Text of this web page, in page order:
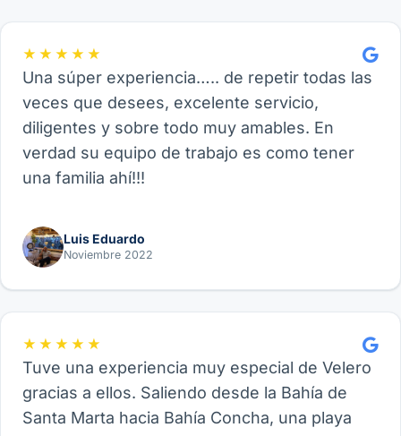
★★★★★
Una súper experiencia….. de repetir todas las
veces que desees, excelente servicio,
diligentes y sobre todo muy amables. En
verdad su equipo de trabajo es como tener
una familia ahí!!!
Luis Eduardo
Noviembre 2022
★★★★★
Tuve una experiencia muy especial de Velero
gracias a ellos. Saliendo desde la Bahía de
Santa Marta hacia Bahía Concha, una playa